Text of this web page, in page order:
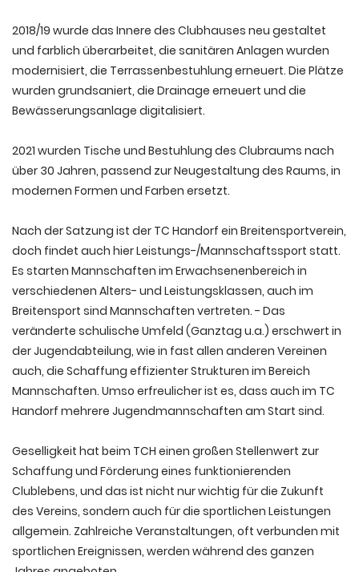
2018/19 wurde das Innere des Clubhauses neu gestaltet
und farblich überarbeitet, die sanitären Anlagen wurden
modernisiert, die Terrassenbestuhlung erneuert. Die Plätze
wurden grundsaniert, die Drainage erneuert und die
Bewässerungsanlage digitalisiert.
2021 wurden Tische und Bestuhlung des Clubraums nach
über 30 Jahren, passend zur Neugestaltung des Raums, in
modernen Formen und Farben ersetzt.
Nach der Satzung ist der TC Handorf ein Breitensportverein,
doch findet auch hier Leistungs-/Mannschaftssport statt.
Es starten Mannschaften im Erwachsenenbereich in
verschiedenen Alters- und Leistungsklassen, auch im
Breitensport sind Mannschaften vertreten. - Das
veränderte schulische Umfeld (Ganztag u.a.) erschwert in
der Jugendabteilung, wie in fast allen anderen Vereinen
auch, die Schaffung effizienter Strukturen im Bereich
Mannschaften. Umso erfreulicher ist es, dass auch im TC
Handorf mehrere Jugendmannschaften am Start sind.
Geselligkeit hat beim TCH einen großen Stellenwert zur
Schaffung und Förderung eines funktionierenden
Clublebens, und das ist nicht nur wichtig für die Zukunft
des Vereins, sondern auch für die sportlichen Leistungen
allgemein. Zahlreiche Veranstaltungen, oft verbunden mit
sportlichen Ereignissen, werden während des ganzen